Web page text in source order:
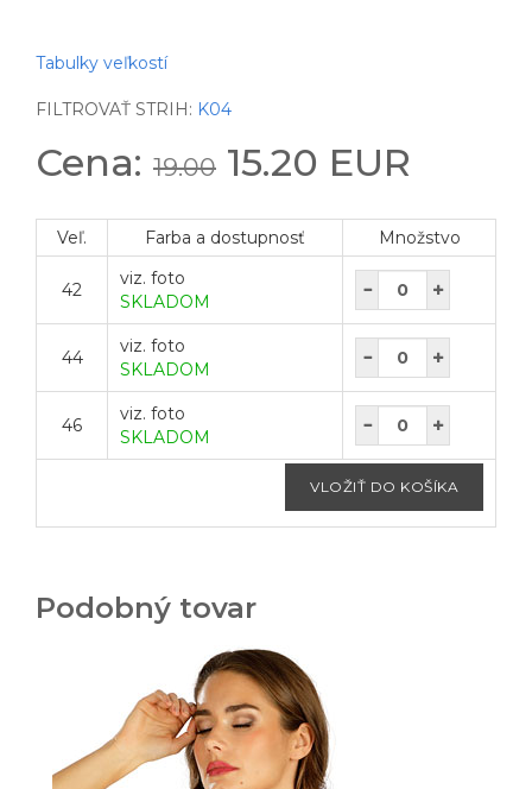
Tabulky veľkostí
FILTROVAŤ STRIH: K04
Cena: 19.00 15.20 EUR
Veľ. Farba a dostupnosť Množstvo
42
viz. foto
SKLADOM
44
viz. foto
SKLADOM
46
viz. foto
SKLADOM
Podobný tovar